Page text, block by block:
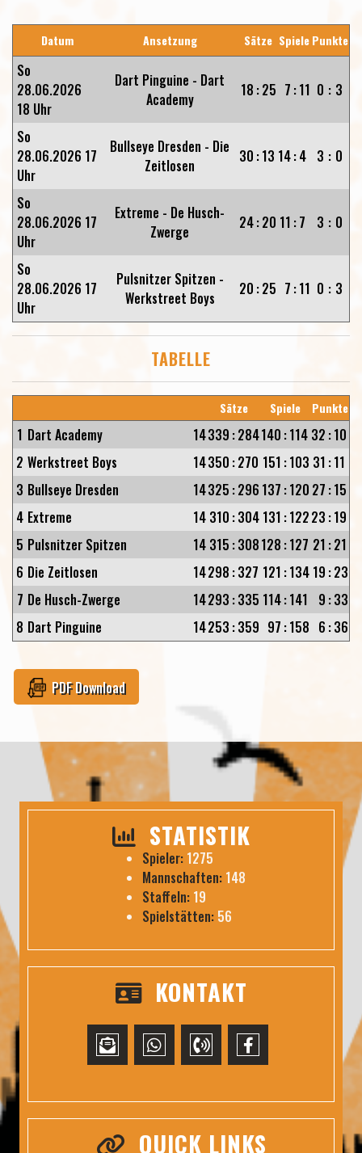
Datum Ansetzung Sätze SpielePunkte
So
28.06.2026
18 Uhr
Dart Pinguine - Dart
Academy
18 :25 7 :11 0 : 3
So
28.06.2026 17
Uhr
Bullseye Dresden - Die
Zeitlosen
30 :13 14:4 3 : 0
So
28.06.2026 17
Uhr
Extreme - De Husch-
Zwerge
24:20 11 :7 3 : 0
So
28.06.2026 17
Uhr
Pulsnitzer Spitzen -
Werkstreet Boys
20 :25 7 :11 0 : 3
TABELLE
Sätze Spiele Punkte
1 Dart Academy 14339 :284140 :114 32 :10
2 Werkstreet Boys 14350 :270 151 :103 31 :11
3 Bullseye Dresden 14325 :296 137 :120 27 :15
4 Extreme 14 310 :304 131 :12223 :19
5 Pulsnitzer Spitzen 14 315 :308128 :127 21 :21
6 Die Zeitlosen 14298 :327 121 :134 19 :23
7 De Husch-Zwerge 14293 :335 114:141 9 :33
8 Dart Pinguine 14253 :359 97 :158 6 :36
PDF Download
STATISTIK
Spieler: 1275
Mannschaften: 148
Staffeln: 19
Spielstätten: 56
KONTAKT
QUICK LINKS